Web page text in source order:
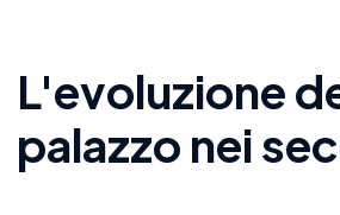
L'evoluzione
palazzo nei